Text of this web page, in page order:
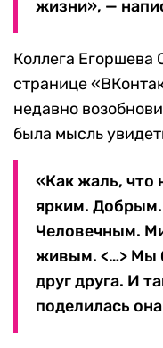
жизни», —
Коллега Егоршева
странице
недавно
была мысль
«Как жаль, что
ярким.
Человечным.
живым. <…> Мы
друг друга. И
поделилась